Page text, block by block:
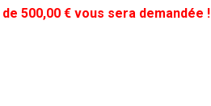
500,00 € vous sera demandée !